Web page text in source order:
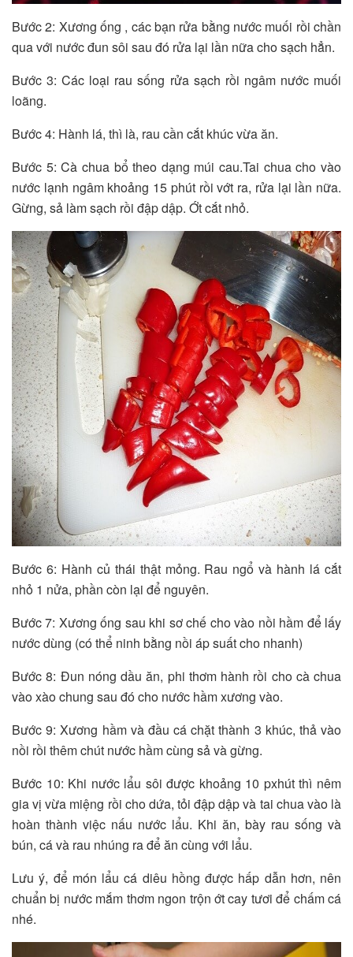
Bước 2: Xương ống , các bạn rửa bằng nước muối rồi chần
qua với nước đun sôi sau đó rửa lại lần nữa cho sạch hẳn.
Bước 3: Các loại rau sống rửa sạch rồi ngâm nước muối
loãng.
Bước 4: Hành lá, thì là, rau cần cắt khúc vừa ăn.
Bước 5: Cà chua bổ theo dạng múi cau.Tai chua cho vào
nước lạnh ngâm khoảng 15 phút rồi vớt ra, rửa lại lần nữa.
Gừng, sả làm sạch rồi đập dập. Ớt cắt nhỏ.
Bước 6: Hành củ thái thật mỏng. Rau ngổ và hành lá cắt
nhỏ 1 nửa, phần còn lại để nguyên.
Bước 7: Xương ống sau khi sơ chế cho vào nồi hầm để lấy
nước dùng (có thể ninh bằng nồi áp suất cho nhanh)
Bước 8: Đun nóng dầu ăn, phi thơm hành rồi cho cà chua
vào xào chung sau đó cho nước hầm xương vào.
Bước 9: Xương hầm và đầu cá chặt thành 3 khúc, thả vào
nồi rồi thêm chút nước hầm cùng sả và gừng.
Bước 10: Khi nước lẩu sôi được khoảng 10 pxhút thì nêm
gia vị vừa miệng rồi cho dứa, tỏi đập dập và tai chua vào là
hoàn thành việc nấu nước lẩu. Khi ăn, bày rau sống và
bún, cá và rau nhúng ra để ăn cùng với lẩu.
Lưu ý, để món lẩu cá diêu hồng được hấp dẫn hơn, nên
chuẩn bị nước mắm thơm ngon trộn ớt cay tươi để chấm cá
nhé.